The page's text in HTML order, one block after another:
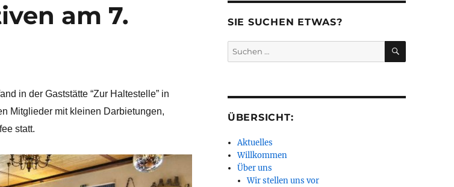
am 7.
in der Gaststätte “Zur Haltestelle” in
Mitglieder mit kleinen Darbietungen,
statt.
SIE SUCHEN ETWAS?
Suchen
nach:
SUCHEN
ÜBERSICHT:
Aktuelles
Willkommen
Über uns
Wir stellen uns vor